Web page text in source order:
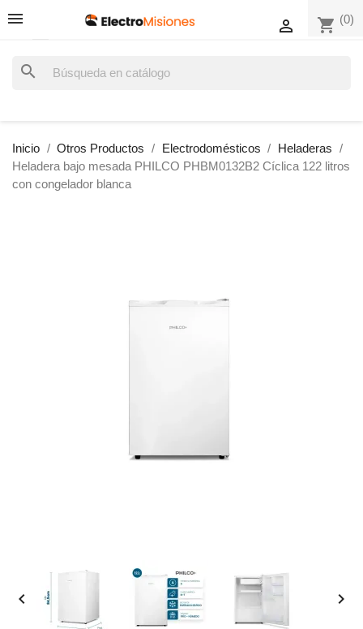
shopping_cart (0)

search
Inicio Otros Productos Electrodomésticos
Heladeras
Heladera bajo mesada PHILCO PHBM0132B2 Cíclica 122 litros
con congelador blanca
 